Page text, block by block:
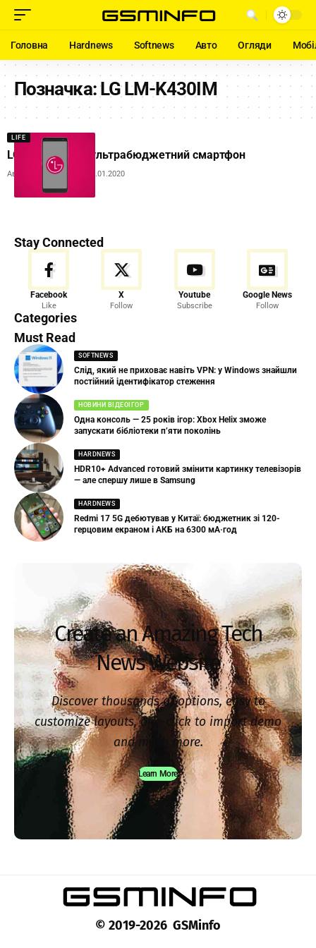
Головна Hardnews Softnews Авто Огляди
Позначка:LG LM-K430IM
LIFE
LG підготувала ультрабюджетний смартфон
Автор: Andrew Orobets 15.01.2020
Stay Connected
Facebook
Like
X
Follow
Youtube
Subscribe
Google News
Follow
Categories
Must Read
SOFTNEWS
Слід, який не приховає навіть VPN: у Windows знайшли
постійний ідентифікатор стеження
НОВИНИ ВІДЕОІГОР
Одна консоль — 25 років ігор: Xbox Helix зможе
запускати бібліотеки п’яти поколінь
HARDNEWS
HDR10+ Advanced готовий змінити картинку телевізорів
— але спершу лише в Samsung
HARDNEWS
Redmi 17 5G дебютував у Китаї: бюджетник зі 120-
герцовим екраном і АКБ на 6300 мА·год
Create an Amazing Tech
News Website
Discover thousands of options, easy to
customize layouts, one-click to import demo
and much more.
Learn More
© 2019-2026 GSMinfo